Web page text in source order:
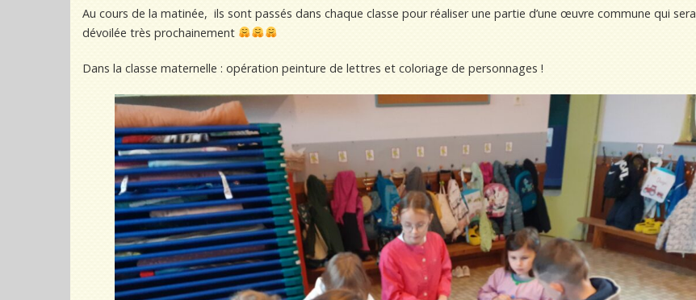
Au cours de la matinée, ils sont passés dans chaque classe pour réaliser une partie d’une œuvre commune qui sera
dévoilée très prochainement
Dans la classe maternelle : opération peinture de lettres et coloriage de personnages !